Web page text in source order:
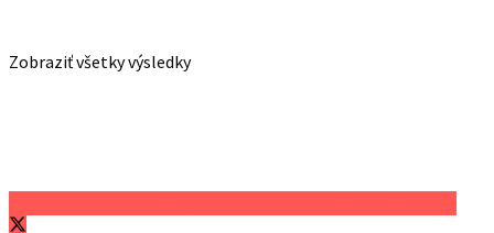
Zobraziť všetky výsledky